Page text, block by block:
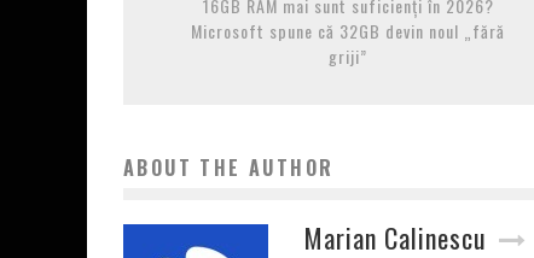
16GB RAM mai sunt suficienți în 2026?
Microsoft spune că 32GB devin noul „fără
griji”
ABOUT THE AUTHOR
Marian Calinescu